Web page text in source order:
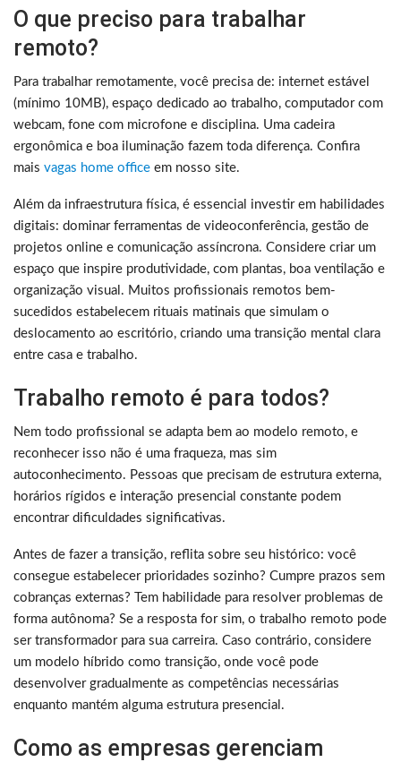
O que preciso para trabalhar
remoto?
Para trabalhar remotamente, você precisa de: internet estável
(mínimo 10MB), espaço dedicado ao trabalho, computador com
webcam, fone com microfone e disciplina. Uma cadeira
ergonômica e boa iluminação fazem toda diferença. Confira
mais vagas home office em nosso site.
Além da infraestrutura física, é essencial investir em habilidades
digitais: dominar ferramentas de videoconferência, gestão de
projetos online e comunicação assíncrona. Considere criar um
espaço que inspire produtividade, com plantas, boa ventilação e
organização visual. Muitos profissionais remotos bem-
sucedidos estabelecem rituais matinais que simulam o
deslocamento ao escritório, criando uma transição mental clara
entre casa e trabalho.
Trabalho remoto é para todos?
Nem todo profissional se adapta bem ao modelo remoto, e
reconhecer isso não é uma fraqueza, mas sim
autoconhecimento. Pessoas que precisam de estrutura externa,
horários rígidos e interação presencial constante podem
encontrar dificuldades significativas.
Antes de fazer a transição, reflita sobre seu histórico: você
consegue estabelecer prioridades sozinho? Cumpre prazos sem
cobranças externas? Tem habilidade para resolver problemas de
forma autônoma? Se a resposta for sim, o trabalho remoto pode
ser transformador para sua carreira. Caso contrário, considere
um modelo híbrido como transição, onde você pode
desenvolver gradualmente as competências necessárias
enquanto mantém alguma estrutura presencial.
Como as empresas gerenciam